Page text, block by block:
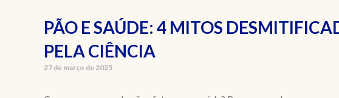
PÃO E SAÚDE: 4 MITOS
PELA CIÊNCIA
27 de março de 2025